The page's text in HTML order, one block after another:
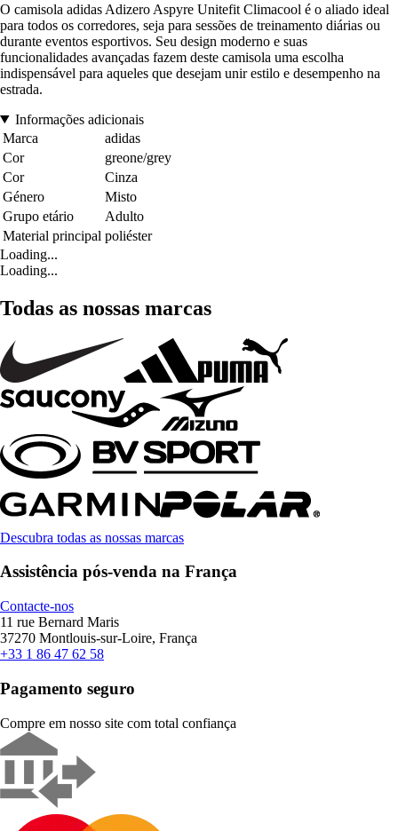
O camisola adidas Adizero Aspyre Unitefit Climacool é o aliado ideal
para todos os corredores, seja para sessões de treinamento diárias ou
durante eventos esportivos. Seu design moderno e suas
funcionalidades avançadas fazem deste camisola uma escolha
indispensável para aqueles que desejam unir estilo e desempenho na
estrada.
Informações adicionais
Marca
adidas
Cor
greone/grey
Cor
Cinza
Género
Misto
Grupo etário
Adulto
Material principal poliéster
Loading...
Loading...
Todas as nossas marcas
Descubra todas as nossas marcas
Assistência pós-venda na França
Contacte-nos
11 rue Bernard Maris
37270 Montlouis-sur-Loire, França
+33 1 86 47 62 58
Pagamento seguro
Compre em nosso site com total confiança